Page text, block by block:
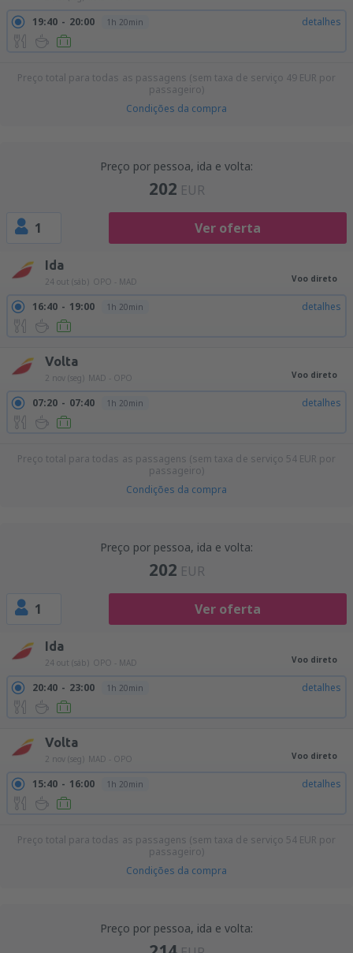
19:40 20:00 1h 20min detalhes
Preço total para todas as passagens (sem taxa de serviço 49 EUR por
passageiro)
Condições da compra
Preço por pessoa, ida e volta:
202 EUR
1 Ver oferta
Ida
24 out (sáb) OPO - MAD Voo direto
16:40 19:00 1h 20min detalhes
Volta
2 nov (seg) MAD - OPO Voo direto
07:20 07:40 1h 20min detalhes
Preço total para todas as passagens (sem taxa de serviço 54 EUR por
passageiro)
Condições da compra
Preço por pessoa, ida e volta:
202 EUR
1 Ver oferta
Ida
24 out (sáb) OPO - MAD Voo direto
20:40 23:00 1h 20min detalhes
Volta
2 nov (seg) MAD - OPO Voo direto
15:40 16:00 1h 20min detalhes
Preço total para todas as passagens (sem taxa de serviço 54 EUR por
passageiro)
Condições da compra
Preço por pessoa, ida e volta: